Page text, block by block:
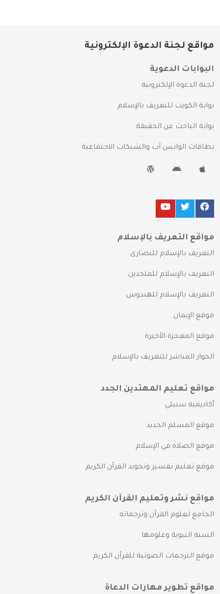
مواقع لجنة الدعوة الإلكترونية
البوابات الدعوية
لجنة الدعوة الإلكترونية
بوابة الكويت للتعريف بالإسلام
بوابة الباحث عن الحقيقة
بطاقات الواتس آب والشبكات الاجتماعية
مواقع التعريف بالإسلام
التعريف بالإسلام للنصارى
التعريف بالإسلام للملحدين
التعريف بالإسلام للهندوس
موقع الإيمان
موقع المعجزة الأخيرة
الحوار المباشر للتعريف بالإسلام
مواقع تعليم المهتدين الجدد
أكاديمية سبيلي
موقع المسلم الجديد
موقع الصلاة في الإسلام
موقع تعليم تفسير وتجويد القرآن الكريم
مواقع نشر وتعليم القرآن الكريم
الجامع لعلوم القرآن وترجماته
السنة النبوية وعلومها
موقع الترجمات الصوتية للقرآن الكريم
مواقع تطوير مهارات الدعاة